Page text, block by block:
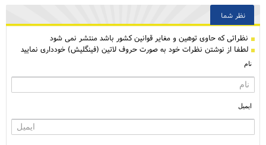
نظر شما
نظراتی كه حاوی توهین و مغایر قوانین کشور باشد منتشر نمی شود
لطفا از نوشتن نظرات خود به صورت حروف لاتین (فینگلیش) خودداری نمایید
نام
ایمیل